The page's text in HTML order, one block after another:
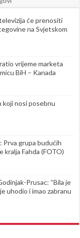
će prenositi
na Svjetskom
vrijeme marketa
BiH – Kanada
koji nosi posebnu
Prva grupa budućih
kralja Fahda (FOTO)
Prusac: “Bila je
uhodio i imao zabranu